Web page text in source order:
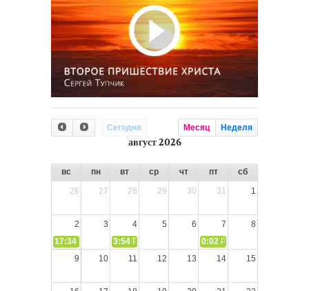
Сегодня Месяц Неделя
август 2026
вс пн вт ср чт пт
сб
26
27 28 29 30 31 1
2 3 4 5 6 7
8
17:34
СЛОВО из СЛОВА – «Ищите Господа, призывайте Его»
3:54 РАЗМЫШЛЕНИЕ: Дух Святой не угашайте!
0:02 РАЗМЫШЛЕНИЯ: Дух
9
10 11 12 13 14 15